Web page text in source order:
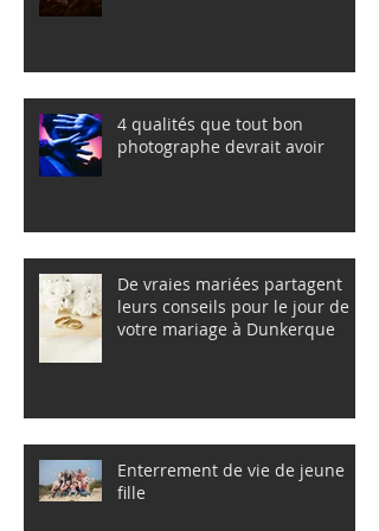
4 qualités que tout bon
photographe devrait avoir
De vraies mariées partagent
leurs conseils pour le jour de
votre mariage à Dunkerque
Enterrement de vie de jeune
fille